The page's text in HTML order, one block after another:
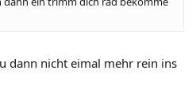
dann nicht eimal mehr rein ins